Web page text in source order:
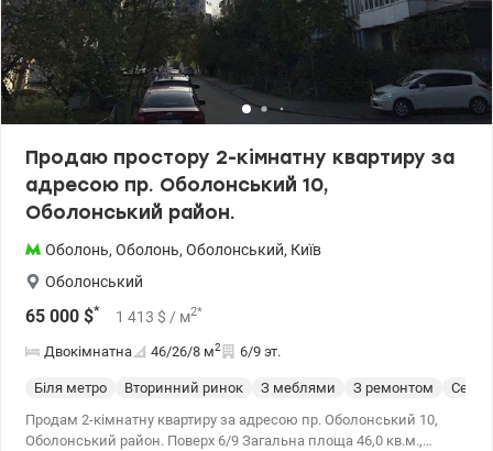
комісії для покупця 050-984-75-83 Леся valion.ua/1154173
Продаю простору 2-кімнатну квартиру за
адресою пр. Оболонський 10,
Оболонський район.
Оболонь, Оболонь, Оболонський, Київ
Оболонський
65 000 $* 1 413 $ / м2*
Двокімнатна 46/26/8 м2 6/9 эт.
Біля метро Вторинний ринок З меблями З ремонтом
Продам 2-кімнатну квартиру за адресою пр. Оболонський 10,
Оболонський район. Поверх 6/9 Загальна площа 46,0 кв.м.,